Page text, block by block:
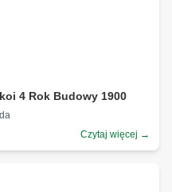
4 Rok Budowy 1900
Czytaj więcej →